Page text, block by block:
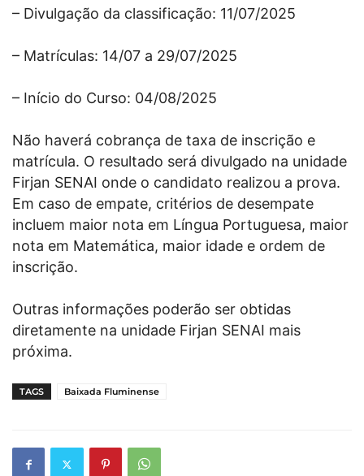
– Divulgação da classificação: 11/07/2025
– Matrículas: 14/07 a 29/07/2025
– Início do Curso: 04/08/2025
Não haverá cobrança de taxa de inscrição e
matrícula. O resultado será divulgado na unidade
Firjan SENAI onde o candidato realizou a prova.
Em caso de empate, critérios de desempate
incluem maior nota em Língua Portuguesa, maior
nota em Matemática, maior idade e ordem de
inscrição.
Outras informações poderão ser obtidas
diretamente na unidade Firjan SENAI mais
próxima.
TAGS Baixada Fluminense